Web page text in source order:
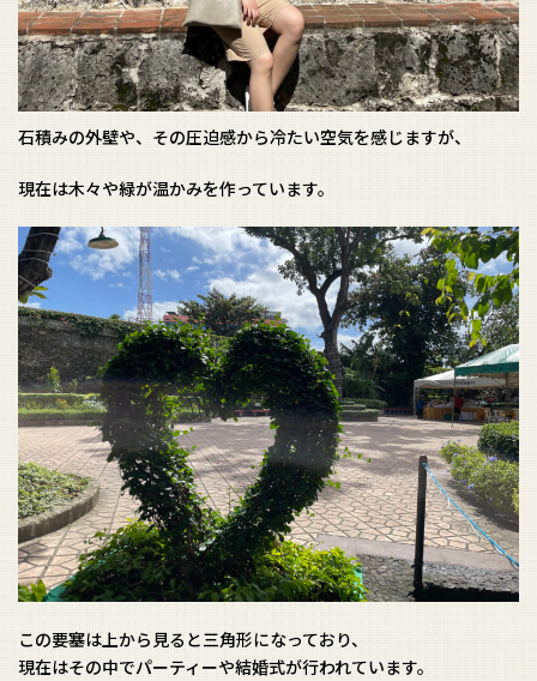
石積みの外壁や、その圧迫感から冷たい空気を感じますが、
現在は木々や緑が温かみを作っています。
この要塞は上から見ると三角形になっており、
現在はその中でパーティーや結婚式が行われています。